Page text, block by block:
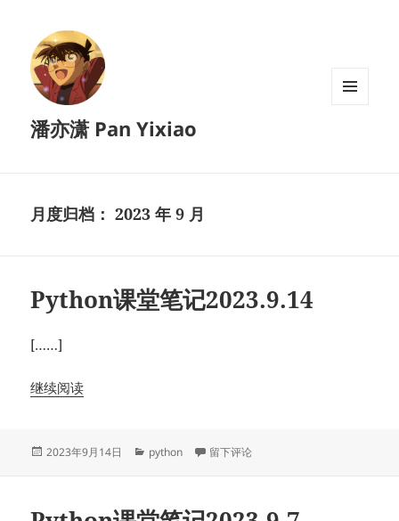
潘亦潇 Pan Yixiao
月度归档：2023 年 9 月
Python课堂笔记2023.9.14
[……]
继续阅读
发
2023年9月14日
分
python 于Python课堂笔记2023.9.14
留下评论